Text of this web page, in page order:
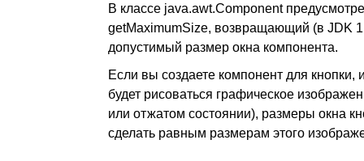
В классе java.awt.Component
getMaximumSize, возвращающий (в JDK
допустимый размер окна компонента.
Если вы создаете компонент для кнопки,
будет рисоваться графическое
или отжатом состоянии), размеры окна
сделать равным размерам этого